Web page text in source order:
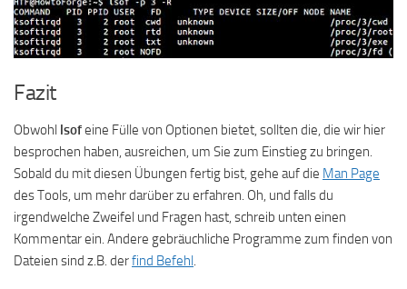
Fazit
Obwohl lsofeine Fülle von Optionen bietet, sollten die, die wir hier
besprochen haben, ausreichen, um Sie zum Einstieg zu bringen.
Sobald du mit diesen Übungen fertig bist, gehe auf die Man Page
des Tools, um mehr darüber zu erfahren. Oh, und falls du
irgendwelche Zweifel und Fragen hast, schreib unten einen
Kommentar ein. Andere gebräuchliche Programme zum finden von
Dateien sind z.B. derfind Befehl